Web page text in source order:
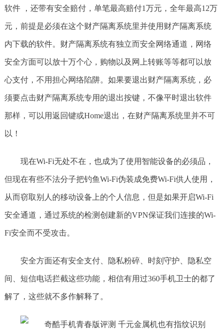
软件 ，还带有安全赔付，单笔最高赔付1万元，全年最高12万
元，前提是必须在这个财产隔离系统里并使用财产隔离系统
内下载的软件。财产隔离系统有独立而安全网络通道，网络
安全方面可以放十万个心，购物以及网上转账等等都可以放
心支付，不用担心网络陷阱。如果要退出财产隔离系统，必
须要点击财产隔离系统专用的退出按键，不像平时退出软件
那样，可以用返回键或Home退出，在财产隔离系统里并不可
以！
现在Wi-Fi无处不在，也成为了使用智能设备的必须品，
但现在有些不法分子把钓鱼Wi-Fi伪装成免费Wi-Fi供人使用，
从而窃取别人的移动设备上的个人信息，但是如果开启Wi-Fi
安全通道，通过系统的检测创建新的VPN保证我们连接的Wi-
Fi安全而不受攻击。
安全方面还有安全支付、隐私粉碎、时刻守护、隐私空
间、短信电话拦截这些功能，相信有用过360手机卫士的都了
解了，这些就不多作解释了。